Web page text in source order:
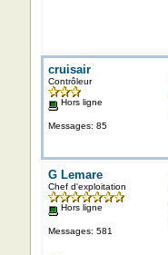
cruisair
Contrôleur
Hors ligne
Messages: 85
G Lemare
Chef d'exploitation
Hors ligne
Messages: 581